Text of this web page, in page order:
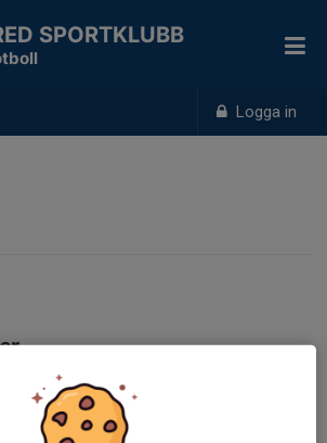
Logga in
SPORTKLUBB